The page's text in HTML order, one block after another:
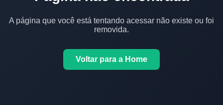
A página que você está tentando acessar não existe ou foi
removida.
Voltar para a Home